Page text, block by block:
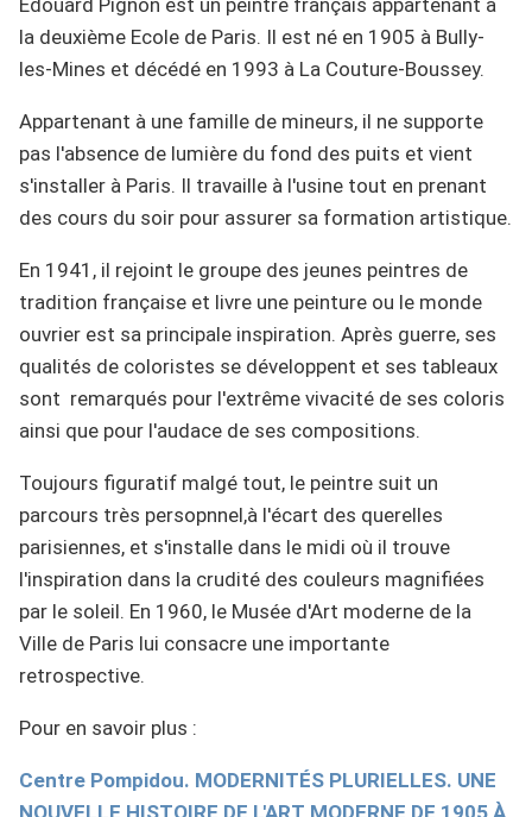
Edouard Pignon est un peintre français appartenant à
la deuxième Ecole de Paris. Il est né en 1905 à Bully-
les-Mines et décédé en 1993 à La Couture-Boussey.
Appartenant à une famille de mineurs, il ne supporte
pas l'absence de lumière du fond des puits et vient
s'installer à Paris. Il travaille à l'usine tout en prenant
des cours du soir pour assurer sa formation artistique.
En 1941, il rejoint le groupe des jeunes peintres de
tradition française et livre une peinture ou le monde
ouvrier est sa principale inspiration. Après guerre, ses
qualités de coloristes se développent et ses tableaux
sont remarqués pour l'extrême vivacité de ses coloris
ainsi que pour l'audace de ses compositions.
Toujours figuratif malgé tout, le peintre suit un
parcours très persopnnel,à l'écart des querelles
parisiennes, et s'installe dans le midi où il trouve
l'inspiration dans la crudité des couleurs magnifiées
par le soleil. En 1960, le Musée d'Art moderne de la
Ville de Paris lui consacre une importante
retrospective.
Pour en savoir plus :
Centre Pompidou. MODERNITÉS PLURIELLES. UNE
NOUVELLE HISTOIRE DE L'ART MODERNE DE 1905 À